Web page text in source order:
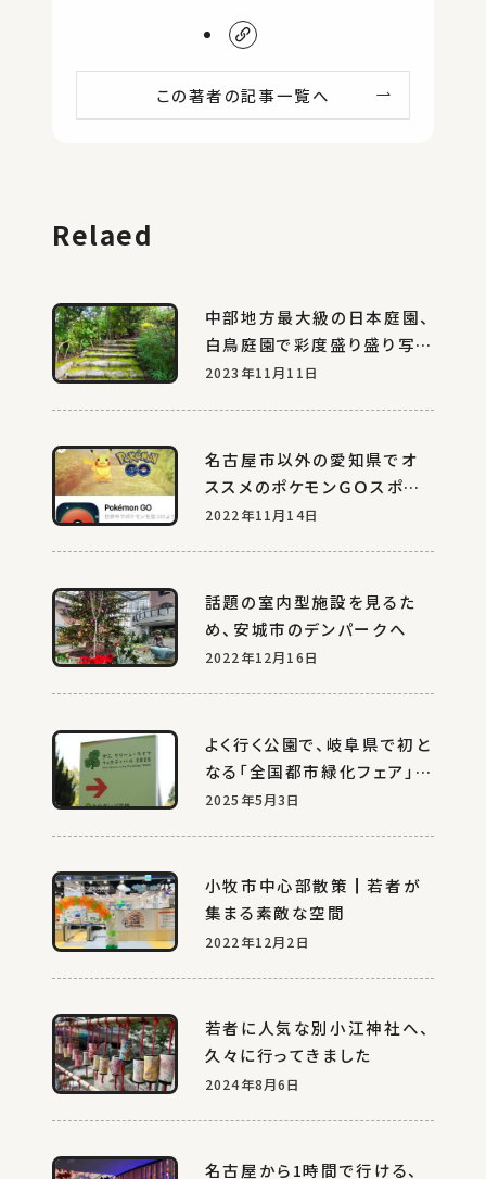
この著者の記事一覧へ
Relaed
中部地方最大級の日本庭園、
白鳥庭園で彩度盛り盛り写真
を撮る休日
2023年11月11日
名古屋市以外の愛知県でオ
ススメのポケモンＧＯスポット
５選
2022年11月14日
話題の室内型施設を見るた
め、安城市のデンパークへ
2022年12月16日
よく行く公園で、岐阜県で初と
なる「全国都市緑化フェア」が
実施されていた。
2025年5月3日
小牧市中心部散策┃若者が
集まる素敵な空間
2022年12月2日
若者に人気な別小江神社へ、
久々に行ってきました
2024年8月6日
名古屋から1時間で行ける、